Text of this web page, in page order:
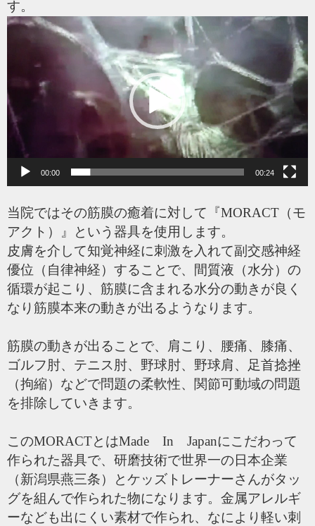
す。
動
ー
ヤ
ー
00:00 00:24
当院ではその筋膜の癒着に対して『MORACT（モ
アクト）』という器具を使用します。
皮膚を介して知覚神経に刺激を入れて副交感神経
優位（自律神経）することで、間質液（水分）の
循環が起こり、筋膜に含まれる水分の動きが良く
なり筋膜本来の動きが出るようなります。
筋膜の動きが出ることで、肩こり、腰痛、膝痛、
ゴルフ肘、テニス肘、野球肘、野球肩、足首捻挫
（拘縮）などで問題の柔軟性、関節可動域の問題
を排除していきます。
このMORACTとはMade In Japanにこだわって
作られた器具で、研磨技術で世界一の日本企業
（新潟県燕三条）とケッズトレーナーさんがタッ
グを組んで作られた物になります。金属アレルギ
ーなども出にくい素材で作られ、なにより軽い刺